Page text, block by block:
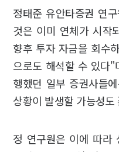
정태준 유안타증권 연
것은 이미 연체가 시작
향후 투자 자금을 회수
으로도 해석할 수 있다
행했던 일부 증권사들
상황이 발생할 가능성
정 연구원은 이에 따라